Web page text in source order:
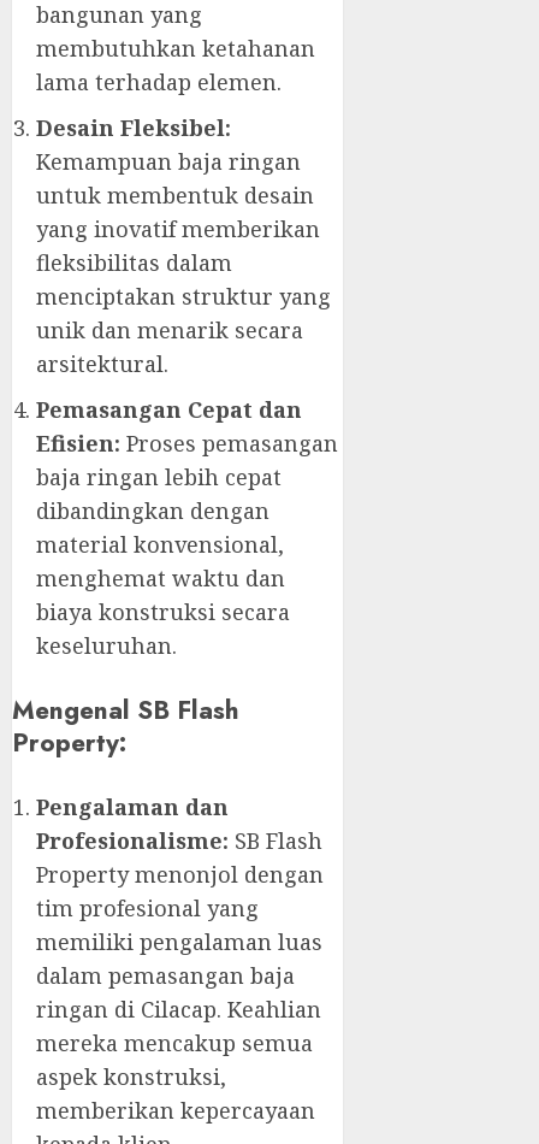
bangunan yang
membutuhkan ketahanan
lama terhadap elemen.
Desain Fleksibel:
Kemampuan baja ringan
untuk membentuk desain
yang inovatif memberikan
fleksibilitas dalam
menciptakan struktur yang
unik dan menarik secara
arsitektural.
Pemasangan Cepat dan
Efisien: Proses pemasangan
baja ringan lebih cepat
dibandingkan dengan
material konvensional,
menghemat waktu dan
biaya konstruksi secara
keseluruhan.
Mengenal SB Flash
Property:
Pengalaman dan
Profesionalisme: SB Flash
Property menonjol dengan
tim profesional yang
memiliki pengalaman luas
dalam pemasangan baja
ringan di Cilacap. Keahlian
mereka mencakup semua
aspek konstruksi,
memberikan kepercayaan